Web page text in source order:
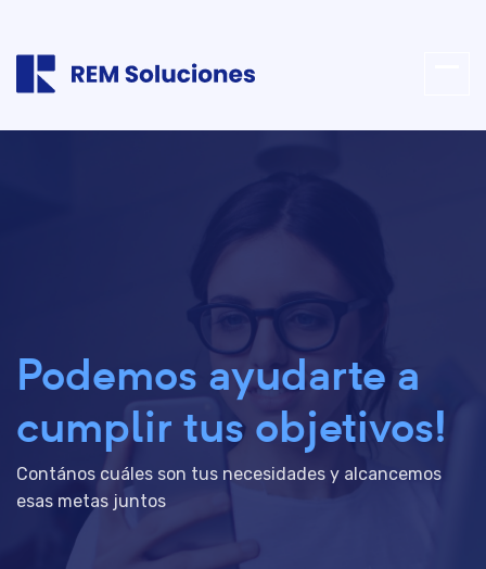
Podemos ayudarte a
cumplir tus objetivos!
Contános cuáles son tus necesidades y alcancemos
esas metas juntos